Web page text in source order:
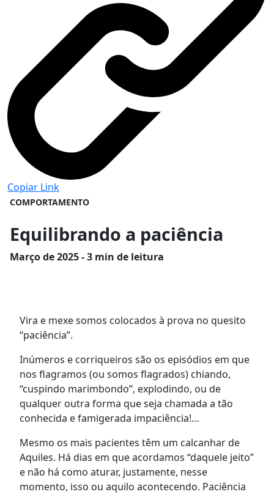
Copiar Link
COMPORTAMENTO
Equilibrando a paciência
Marçode 2025 - 3 min de leitura
Vira e mexe somos colocados à prova no quesito
“paciência”.
Inúmeros e corriqueiros são os episódios em que
nos flagramos (ou somos flagrados) chiando,
“cuspindo marimbondo”, explodindo, ou de
qualquer outra forma que seja chamada a tão
conhecida e famigerada impaciência!…
Mesmo os mais pacientes têm um calcanhar de
Aquiles. Há dias em que acordamos “daquele jeito”
e não há como aturar, justamente, nesse
momento, isso ou aquilo acontecendo. Paciência